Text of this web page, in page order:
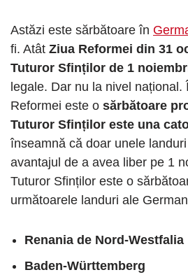
Astăzi este sărbătoare în
fi. Atât Ziua Reformei din 31
Tuturor Sfinților de 1
legale. Dar nu la nivel național.
Reformei este o sărbătoare
Tuturor Sfinților este una
înseamnă că doar unele
avantajul de a avea liber pe 1
Tuturor Sfinților este o
următoarele landuri ale
Renania de Nord-Westfalia
Baden-Württemberg